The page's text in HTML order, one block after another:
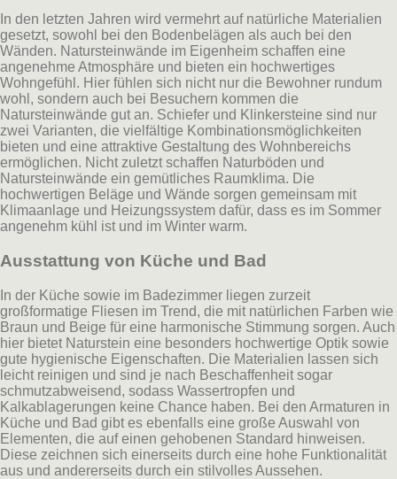
In den letzten Jahren wird vermehrt auf natürliche Materialien
gesetzt, sowohl bei den Bodenbelägen als auch bei den
Wänden. Natursteinwände im Eigenheim schaffen eine
angenehme Atmosphäre und bieten ein hochwertiges
Wohngefühl. Hier fühlen sich nicht nur die Bewohner rundum
wohl, sondern auch bei Besuchern kommen die
Natursteinwände gut an. Schiefer und Klinkersteine sind nur
zwei Varianten, die vielfältige Kombinationsmöglichkeiten
bieten und eine attraktive Gestaltung des Wohnbereichs
ermöglichen. Nicht zuletzt schaffen Naturböden und
Natursteinwände ein gemütliches Raumklima. Die
hochwertigen Beläge und Wände sorgen gemeinsam mit
Klimaanlage und Heizungssystem dafür, dass es im Sommer
angenehm kühl ist und im Winter warm.
Ausstattung von Küche und Bad
In der Küche sowie im Badezimmer liegen zurzeit
großformatige Fliesen im Trend, die mit natürlichen Farben wie
Braun und Beige für eine harmonische Stimmung sorgen. Auch
hier bietet Naturstein eine besonders hochwertige Optik sowie
gute hygienische Eigenschaften. Die Materialien lassen sich
leicht reinigen und sind je nach Beschaffenheit sogar
schmutzabweisend, sodass Wassertropfen und
Kalkablagerungen keine Chance haben. Bei den Armaturen in
Küche und Bad gibt es ebenfalls eine große Auswahl von
Elementen, die auf einen gehobenen Standard hinweisen.
Diese zeichnen sich einerseits durch eine hohe Funktionalität
aus und andererseits durch ein stilvolles Aussehen.